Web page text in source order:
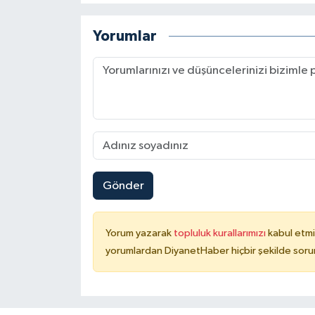
Yorumlar
Gönder
Yorum yazarak topluluk kurallarımızı kabul
yorumlardan DiyanetHaber hiçbir şekilde
Kars Müftülüğü
Kilis Müftülüğü
Kırıkkale Müftülüğü
Kırklareli Müftülüğü
Kırşehir Müftülüğü